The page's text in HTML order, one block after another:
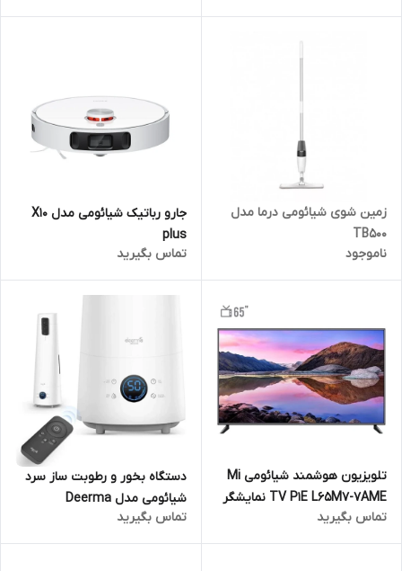
زمین شوی شیائومی درما مدل
TB500
ناموجود
جارو رباتیک شیائومی مدل X10
plus
تماس بگیرید
تلویزیون هوشمند شیائومی Mi
TV P1E L65M7-7AME نمایشگر
65 اینچ
تماس بگیرید
دستگاه بخور و رطوبت ساز سرد
شیائومی مدل Deerma
Humidifier 4L PH-DEM-LD220
تماس بگیرید